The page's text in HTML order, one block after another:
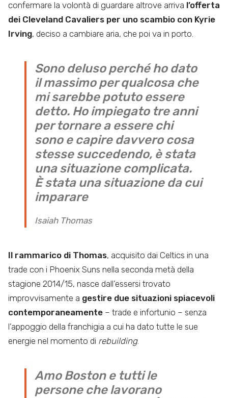
confermare la volontà di guardare altrove arriva l’offerta
dei Cleveland Cavaliers per uno scambio con Kyrie
Irving, deciso a cambiare aria, che poi va in porto.
Sono deluso perché ho dato
il massimo per qualcosa che
mi sarebbe potuto essere
detto. Ho impiegato tre anni
per tornare a essere chi
sono e capire davvero cosa
stesse succedendo, è stata
una situazione complicata.
È stata una situazione da cui
imparare
Isaiah Thomas
Il rammarico di Thomas, acquisito dai Celtics in una
trade con i Phoenix Suns nella seconda metà della
stagione 2014/15, nasce dall’essersi trovato
improvvisamente a gestire due situazioni spiacevoli
contemporaneamente – trade e infortunio – senza
l’appoggio della franchigia a cui ha dato tutte le sue
energie nel momento di rebuilding.
Amo Boston e tutti le
persone che lavorano